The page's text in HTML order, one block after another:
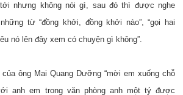
tới nhưng không nói gì, sau đó thì được nghe
từ “đồng khởi, đồng khởi nào”, “gọi hai
nó lên đây xem có chuyện gì không”.
ông Mai Quang Dưỡng “mời em xuống chỗ
anh em trong văn phòng anh một tý được